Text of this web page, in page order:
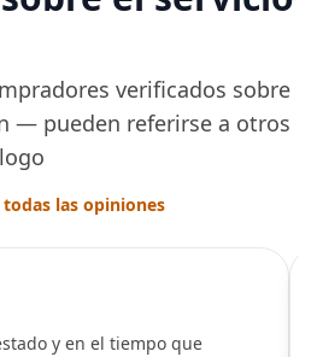
una Década,
verificados sobre
— pueden referirse a otros
todas las opiniones
y en el tiempo que